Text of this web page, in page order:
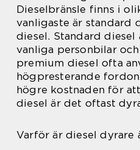
Dieselbränsle finns i
vanligaste är standard
diesel. Standard diesel
vanliga personbilar
premium diesel ofta
högpresterande
högre kostnaden för
diesel är det oftast
Varför är diesel dyrare